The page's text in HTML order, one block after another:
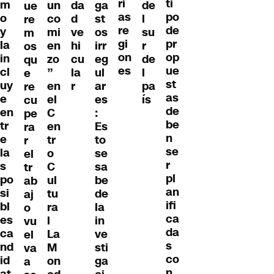
m
o
y
la
in
cl
uy
e
en
tr
e
la
s
po
si
bl
es
ca
nd
id
ue
re
m
os
qu
e
re
cu
pe
ra
r
el
tr
ab
aj
o
vu
el
va
a
un
co
mi
en
zo
”
en
el
C
en
tr
o
C
ul
tu
ra
l
La
M
on
da
d
ve
hi
cu
la
r
ga
st
os
irr
eg
ul
ar
es
:
Es
to
se
sa
be
de
la
in
ve
sti
ga
ri
as
re
gi
on
es
de
l
su
r
de
l
pa
ís
ti
po
de
pr
op
ue
st
as
de
be
n
se
r
pl
an
ifi
ca
da
s
co